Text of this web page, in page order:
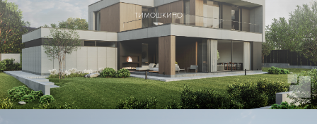
ТИМОШКИНО